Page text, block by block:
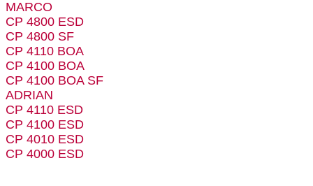
MARCO
CP 4800 ESD
CP 4800 SF
CP 4110 BOA
CP 4100 BOA
CP 4100 BOA SF
ADRIAN
CP 4110 ESD
CP 4100 ESD
CP 4010 ESD
CP 4000 ESD